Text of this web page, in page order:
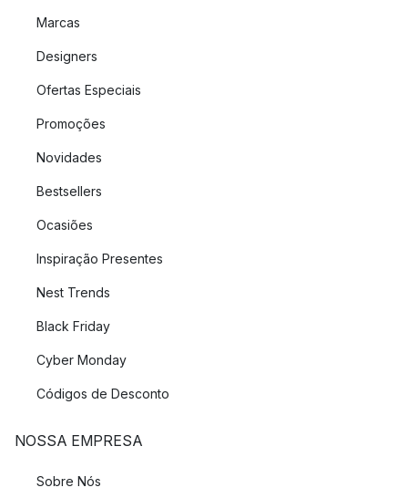
Marcas
Designers
Ofertas Especiais
Promoções
Novidades
Bestsellers
Ocasiões
Inspiração Presentes
Nest Trends
Black Friday
Cyber Monday
Códigos de Desconto
NOSSA EMPRESA
Sobre Nós